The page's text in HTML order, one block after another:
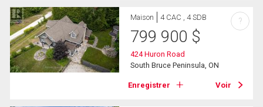
Maison 4 CAC , 4 SDB
799 900 $
424 Huron Road
South Bruce Peninsula, ON
Enregistrer Voir
?